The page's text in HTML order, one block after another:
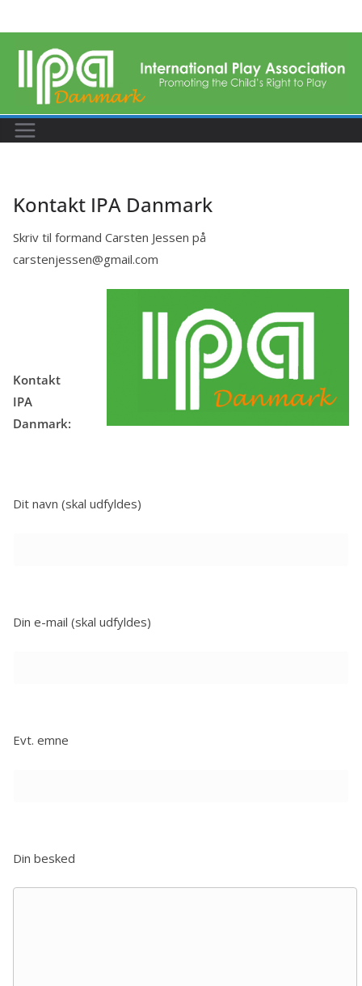
to
content
Kontakt IPA Danmark
Skriv til formand Carsten Jessen på
carstenjessen@gmail.com
Kontakt
IPA
Danmark:
Dit navn (skal udfyldes)
Din e-mail (skal udfyldes)
Evt. emne
Din besked